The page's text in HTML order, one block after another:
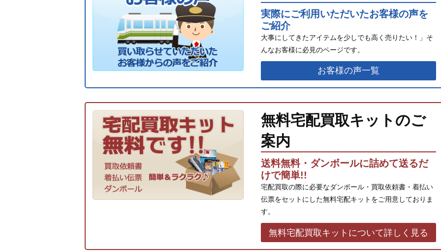
実際にご利用いただいたお客様の声を
ご紹介
大事にしてきたアイテムを少しでも高く売りたい！」そ
んなお客様に必見のページです。
お客様の声一覧
無料宅配買取キットのご
案内
送料無料・ダンボールに詰めて送るだ
けで簡単!!
宅配買取の際に必要なダンボール・買取依頼書・着払い
伝票をセットにした無料宅配キットをご用意しておりま
す。
無料宅配買取キットについて詳しく見る